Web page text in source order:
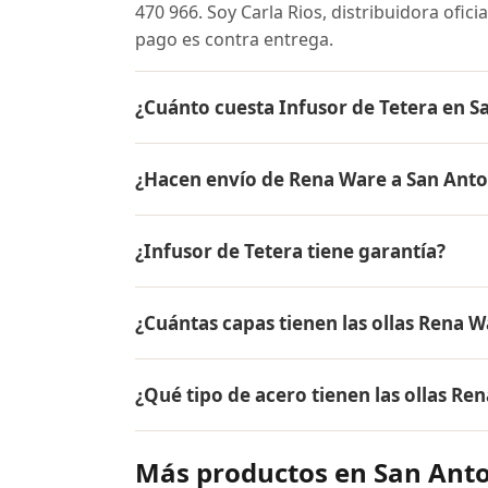
470 966. Soy Carla Rios, distribuidora
pago es contra entrega.
¿Cuánto cuesta Infusor de Tetera en
precio actual, promociones disponibles y
¿Hacen envío de Rena Ware a San
contra entrega.
¿Infusor de Tetera tiene garantía?
Ware están fabricados en acero
¿Cuántas capas tienen las ollas Rena
18/10, dos capas de aleación de aluminio
aluminio puro. Este diseño permite
¿Qué tipo de acero tienen las ollas
tipo de acero es resistente a la corrosión,
Más productos en San